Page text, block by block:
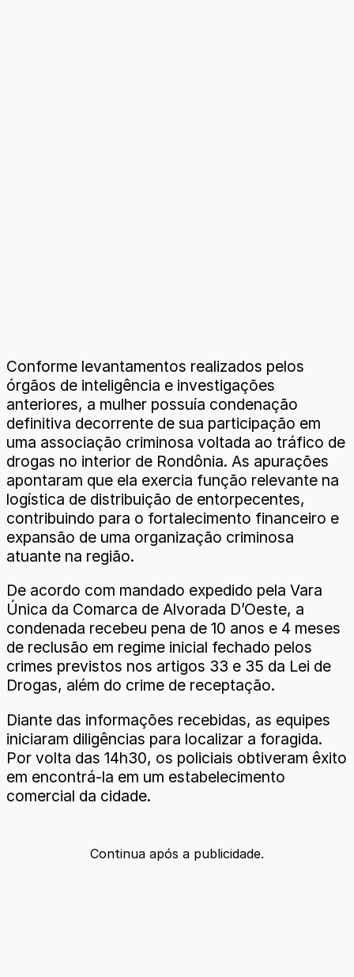
Conforme levantamentos realizados pelos
órgãos de inteligência e investigações
anteriores, a mulher possuía condenação
definitiva decorrente de sua participação em
uma associação criminosa voltada ao tráfico de
drogas no interior de Rondônia. As apurações
apontaram que ela exercia função relevante na
logística de distribuição de entorpecentes,
contribuindo para o fortalecimento financeiro e
expansão de uma organização criminosa
atuante na região.
De acordo com mandado expedido pela Vara
Única da Comarca de Alvorada D’Oeste, a
condenada recebeu pena de 10 anos e 4 meses
de reclusão em regime inicial fechado pelos
crimes previstos nos artigos 33 e 35 da Lei de
Drogas, além do crime de receptação.
Diante das informações recebidas, as equipes
iniciaram diligências para localizar a foragida.
Por volta das 14h30, os policiais obtiveram êxito
em encontrá-la em um estabelecimento
comercial da cidade.
Continua após a publicidade.